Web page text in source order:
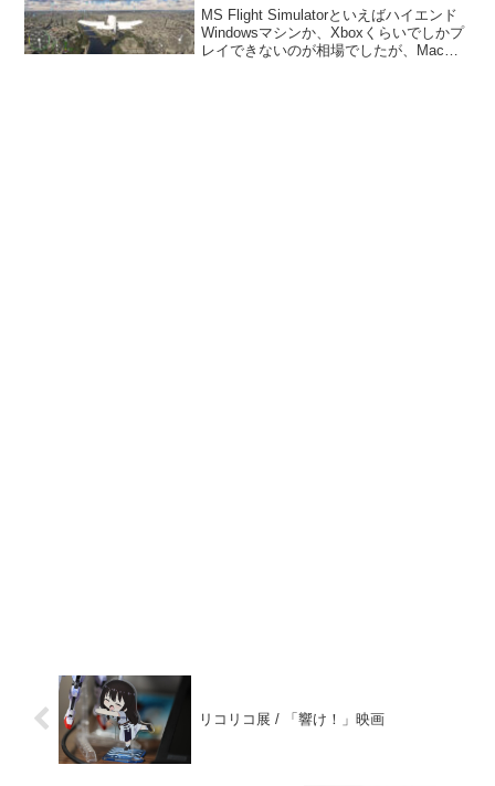
MS Flight Simulatorといえばハイエンド
Windowsマシンか、Xboxくらいでしかプ
レイできないのが相場でしたが、Macで
リコリコ展 / 「響け！」映画